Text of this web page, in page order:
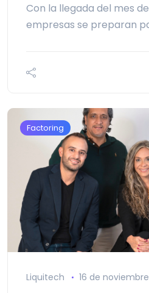
Con la llegada del mes
empresas se preparan
Factoring
Liquitech 16 de